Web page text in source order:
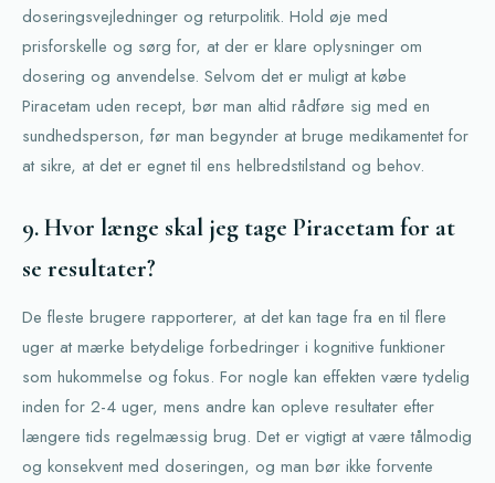
doseringsvejledninger og returpolitik. Hold øje med
prisforskelle og sørg for, at der er klare oplysninger om
dosering og anvendelse. Selvom det er muligt at købe
Piracetam uden recept, bør man altid rådføre sig med en
sundhedsperson, før man begynder at bruge medikamentet for
at sikre, at det er egnet til ens helbredstilstand og behov.
9. Hvor længe skal jeg tage Piracetam for at
se resultater?
De fleste brugere rapporterer, at det kan tage fra en til flere
uger at mærke betydelige forbedringer i kognitive funktioner
som hukommelse og fokus. For nogle kan effekten være tydelig
inden for 2-4 uger, mens andre kan opleve resultater efter
længere tids regelmæssig brug. Det er vigtigt at være tålmodig
og konsekvent med doseringen, og man bør ikke forvente